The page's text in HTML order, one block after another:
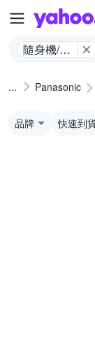
隨身機/類
Panasonic
品牌 快速到